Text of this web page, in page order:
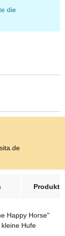
die
Happy Horse"
Hufe